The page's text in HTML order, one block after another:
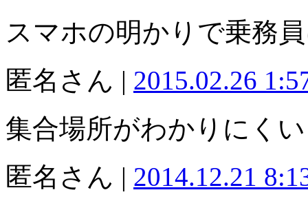
スマホの明かりで乗務
匿名さん | 2015.02.26
集合場所がわかりにくい
匿名さん | 2014.12.21